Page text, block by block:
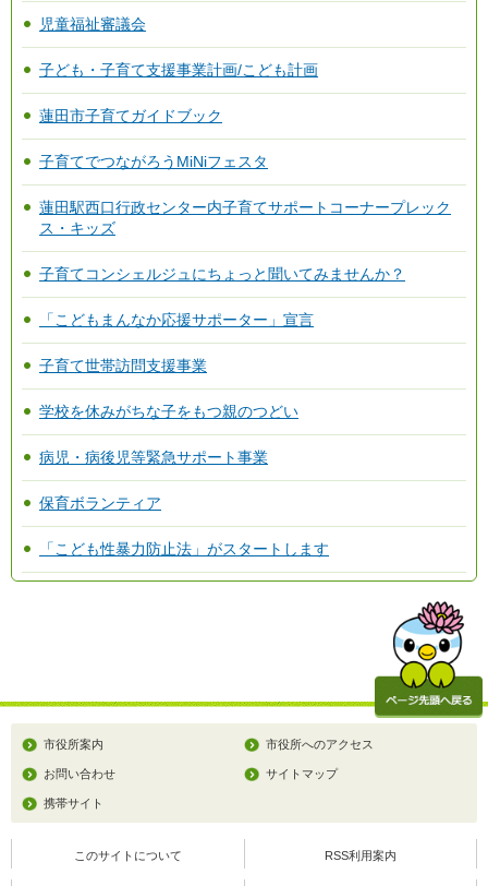
児童福祉審議会
子ども・子育て支援事業計画/こども計画
蓮田市子育てガイドブック
子育てでつながろうMiNiフェスタ
蓮田駅西口行政センター内子育てサポートコーナープレック
ス・キッズ
子育てコンシェルジュにちょっと聞いてみませんか？
「こどもまんなか応援サポーター」宣言
子育て世帯訪問支援事業
学校を休みがちな子をもつ親のつどい
病児・病後児等緊急サポート事業
保育ボランティア
「こども性暴力防止法」がスタートします
市役所案内 市役所へのアクセス
お問い合わせ サイトマップ
携帯サイト
このサイトについて RSS利用案内